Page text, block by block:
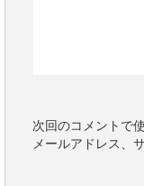
次回のコメントで
メールアドレス、